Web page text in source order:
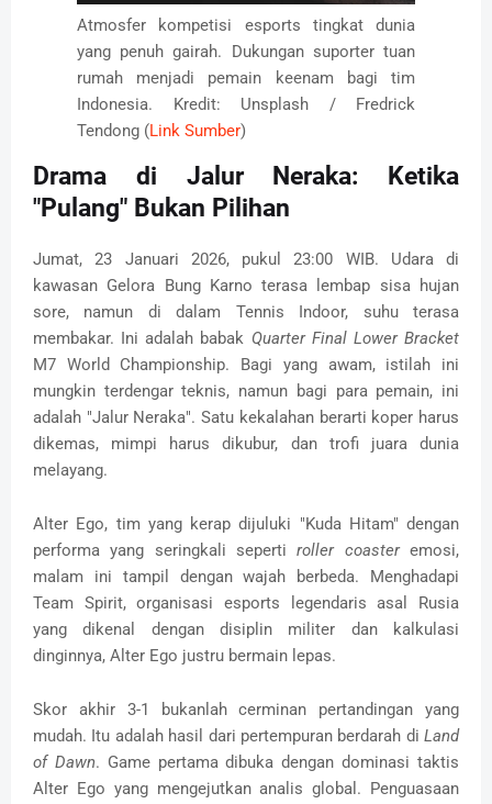
Atmosfer kompetisi esports tingkat dunia
yang penuh gairah. Dukungan suporter tuan
rumah menjadi pemain keenam bagi tim
Indonesia. Kredit: Unsplash / Fredrick
Tendong (Link Sumber)
Drama di Jalur Neraka: Ketika
"Pulang" Bukan Pilihan
Jumat, 23 Januari 2026, pukul 23:00 WIB. Udara di
kawasan Gelora Bung Karno terasa lembap sisa hujan
sore, namun di dalam Tennis Indoor, suhu terasa
membakar. Ini adalah babak Quarter Final Lower Bracket
M7 World Championship. Bagi yang awam, istilah ini
mungkin terdengar teknis, namun bagi para pemain, ini
adalah "Jalur Neraka". Satu kekalahan berarti koper harus
dikemas, mimpi harus dikubur, dan trofi juara dunia
melayang.
Alter Ego, tim yang kerap dijuluki "Kuda Hitam" dengan
performa yang seringkali sepertiroller coasteremosi,
malam ini tampil dengan wajah berbeda. Menghadapi
Team Spirit, organisasi esports legendaris asal Rusia
yang dikenal dengan disiplin militer dan kalkulasi
dinginnya, Alter Ego justru bermain lepas.
Skor akhir 3-1 bukanlah cerminan pertandingan yang
mudah. Itu adalah hasil dari pertempuran berdarah di Land
of Dawn. Game pertama dibuka dengan dominasi taktis
Alter Ego yang mengejutkan analis global. Penguasaan